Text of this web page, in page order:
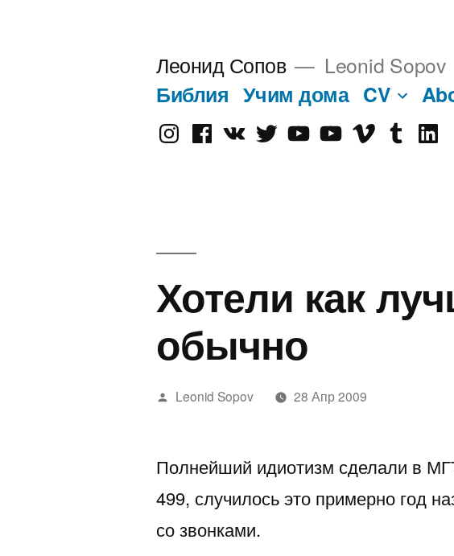
Леонид Сопов Leonid Sopov
Библия Учим дома CV
InstagramFacebook
VK TwitterYoutube
Old Vimeotumblr
Хотели как
обычно
Написано
Leonid Sopov 28 Апр 2009
Полнейший идиотизм сделали в
499, случилось это примерно год
со звонками.